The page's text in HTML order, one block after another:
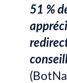
51 %